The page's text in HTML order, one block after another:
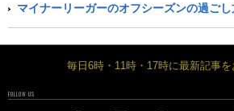
マイナーリーガーのオフシーズンの過ごし
毎日6時・11時・17時に最新記事
FOLLOW US